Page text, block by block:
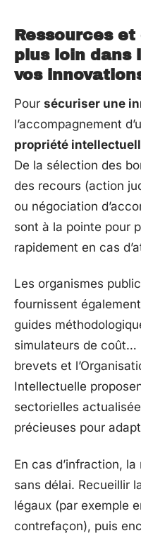
Ressources
plus loin dans
vos
Pour sécuriser une
l’accompagnement
propriété
De la sélection des
des recours (action
ou négociation
sont à la pointe pour
rapidement en cas
Les organismes
fournissent
guides
simulateurs de coût…
brevets et
Intellectuelle
sectorielles
précieuses pour
En cas d’infraction,
sans délai. Recueillir
légaux (par exemple
contrefaçon), puis